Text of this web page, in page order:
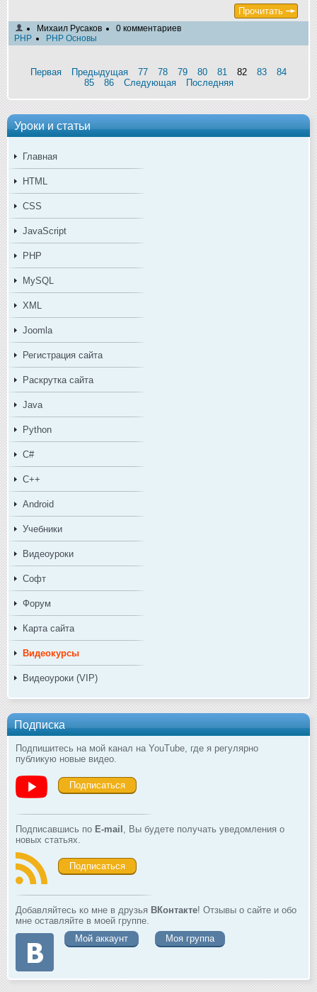
Уроки и статьи
Главная
HTML
CSS
JavaScript
PHP
MySQL
XML
Joomla
Регистрация сайта
Раскрутка сайта
Java
Python
C#
C++
Android
Учебники
Видеоуроки
Софт
Форум
Карта сайта
Видеокурсы
Видеоуроки (VIP)
Подписка
Подпишитесь на мой канал на YouTube, где я регулярно
публикую новые видео.
Подписаться
Подписавшись по E-mail , Вы будете получать уведомления о
новых статьях.
Подписаться
Добавляйтесь ко мне в друзья ВКонтакте! Отзывы о сайте и обо
мне оставляйте в моей группе.
Мой аккаунт
Моя группа
Прочитать
Михаил Русаков
0 комментариев
PHP
PHP Основы
Первая Предыдущая 77 78 79 80 81 82 83
84
85
86 Следующая Последняя